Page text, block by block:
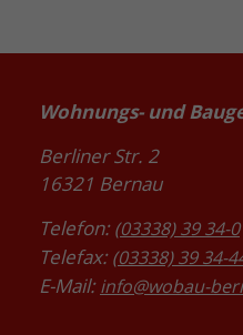
Wohnungs- und
Berliner Str. 2
16321 Bernau
Telefon:(03338) 39 34-0
Telefax:(03338) 39 34-
E-Mail:info@wobau-